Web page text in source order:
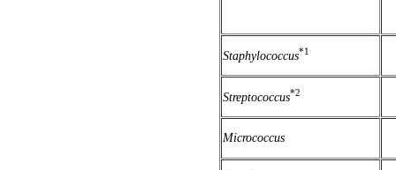
Staphylococcus*1
Streptococcus*2
Micrococcus